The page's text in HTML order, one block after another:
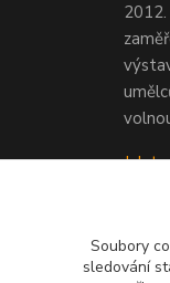
Jak
Soubory
sledování